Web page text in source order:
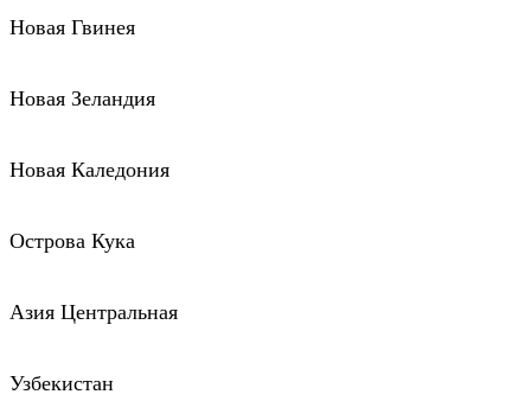
Новая Гвинея
Новая Зеландия
Новая Каледония
Острова Кука
Азия Центральная
Узбекистан